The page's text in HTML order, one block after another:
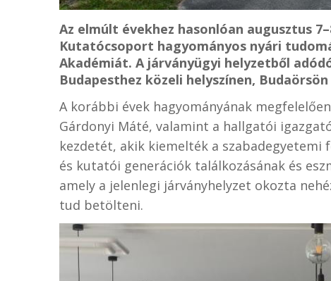
Az elmúlt évekhez hasonlóan augusztus
Kutatócsoport hagyományos nyári
Akadémiát. A járványügyi helyzetből
Budapesthez közeli helyszínen,
A korábbi évek hagyományának
Gárdonyi Máté, valamint a hallgatói
kezdetét, akik kiemelték a
és kutatói generációk találkozásának és
amely a jelenlegi járványhelyzet okozta
tud betölteni.